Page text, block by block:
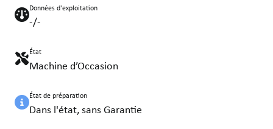
Données d'exploitation
-/-
État
Machine d’Occasion
État de préparation
Dans l'état, sans Garantie